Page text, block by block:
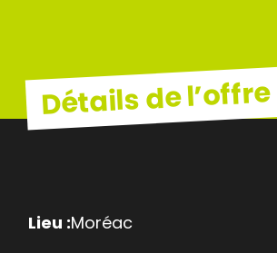
Détails de l’offre
Lieu :Moréac